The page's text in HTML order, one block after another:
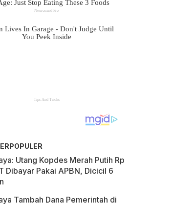
Utang Kopdes Merah Putih Rp
Dibayar Pakai APBN, Dicicil 6
Tambah Dana Pemerintah di